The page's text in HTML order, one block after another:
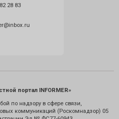
28 83
портал INFORMER»
по надзору в сфере связи,
коммуникаций (Роскомнадзор) 05